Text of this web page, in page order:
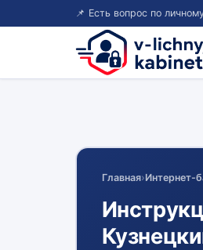
📌 Есть вопрос по
Главная›Интернет-